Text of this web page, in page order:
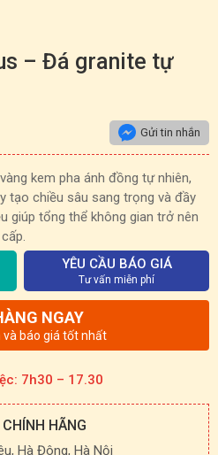
– Đá granite tự
Gửi tin nhắn
kem pha ánh đồng tự nhiên,
tạo chiều sâu sang trọng và đầy
giúp tổng thể không gian trở nên
YÊU CẦU BÁO GIÁ
Tư vấn miễn phí
NGAY
báo giá tốt nhất
7h30 – 17.30
HÃNG
Hà Đông, Hà Nội